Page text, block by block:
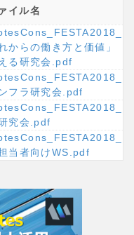
イル名
からの働き方と価値」
る研究会.pdf
フラ研究会.pdf
究会.pdf
当者向けWS.pdf